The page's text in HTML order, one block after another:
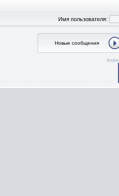
Имя пользователя:
Новые сообщения